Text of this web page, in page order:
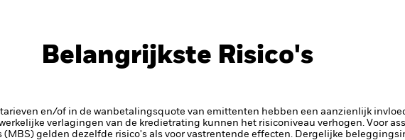
Belangrijkste Risico's
en/of in de wanbetalingsquote van emittenten hebben een aanzienlijk
verlagingen van de kredietrating kunnen het risiconiveau verhogen. Voor
(MBS) gelden dezelfde risico's als voor vastrentende effecten. Dergelijke